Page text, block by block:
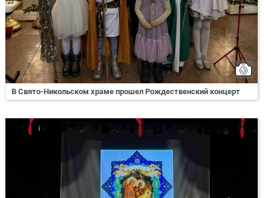
В Свято-Никольском храме прошел Рождественский концерт